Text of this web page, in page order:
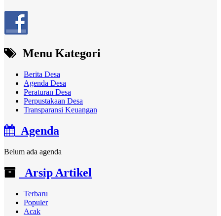
Menu Kategori
Berita Desa
Agenda Desa
Peraturan Desa
Perpustakaan Desa
Transparansi Keuangan
Agenda
Belum ada agenda
Arsip Artikel
Terbaru
Populer
Acak